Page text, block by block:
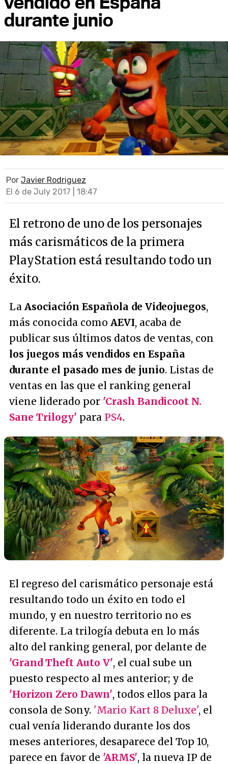
durante junio
Por Javier Rodriguez
El 6 de July 2017 | 18:47
El retrono de uno de los personajes
más carismáticos de la primera
PlayStation está resultando todo un
éxito.
La Asociación Española de Videojuegos,
más conocida como AEVI, acaba de
publicar sus últimos datos de ventas, con
los juegos más vendidos en España
durante el pasado mes de junio. Listas de
ventas en las que el ranking general
viene liderado por 'Crash Bandicoot N.
Sane Trilogy' para PS4.
El regreso del carismático personaje está
resultando todo un éxito en todo el
mundo, y en nuestro territorio no es
diferente. La trilogía debuta en lo más
alto del ranking general, por delante de
'Grand Theft Auto V', el cual sube un
puesto respecto al mes anterior; y de
'Horizon Zero Dawn', todos ellos para la
consola de Sony. 'Mario Kart 8 Deluxe', el
cual venía liderando durante los dos
meses anteriores, desaparece del Top 10,
parece en favor de 'ARMS', la nueva IP de